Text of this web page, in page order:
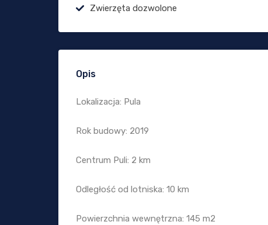
Zwierzęta dozwolone
Opis
Lokalizacja: Pula
Rok budowy: 2019
Centrum Puli: 2 km
Odległość od lotniska: 10 km
Powierzchnia wewnętrzna: 145 m2